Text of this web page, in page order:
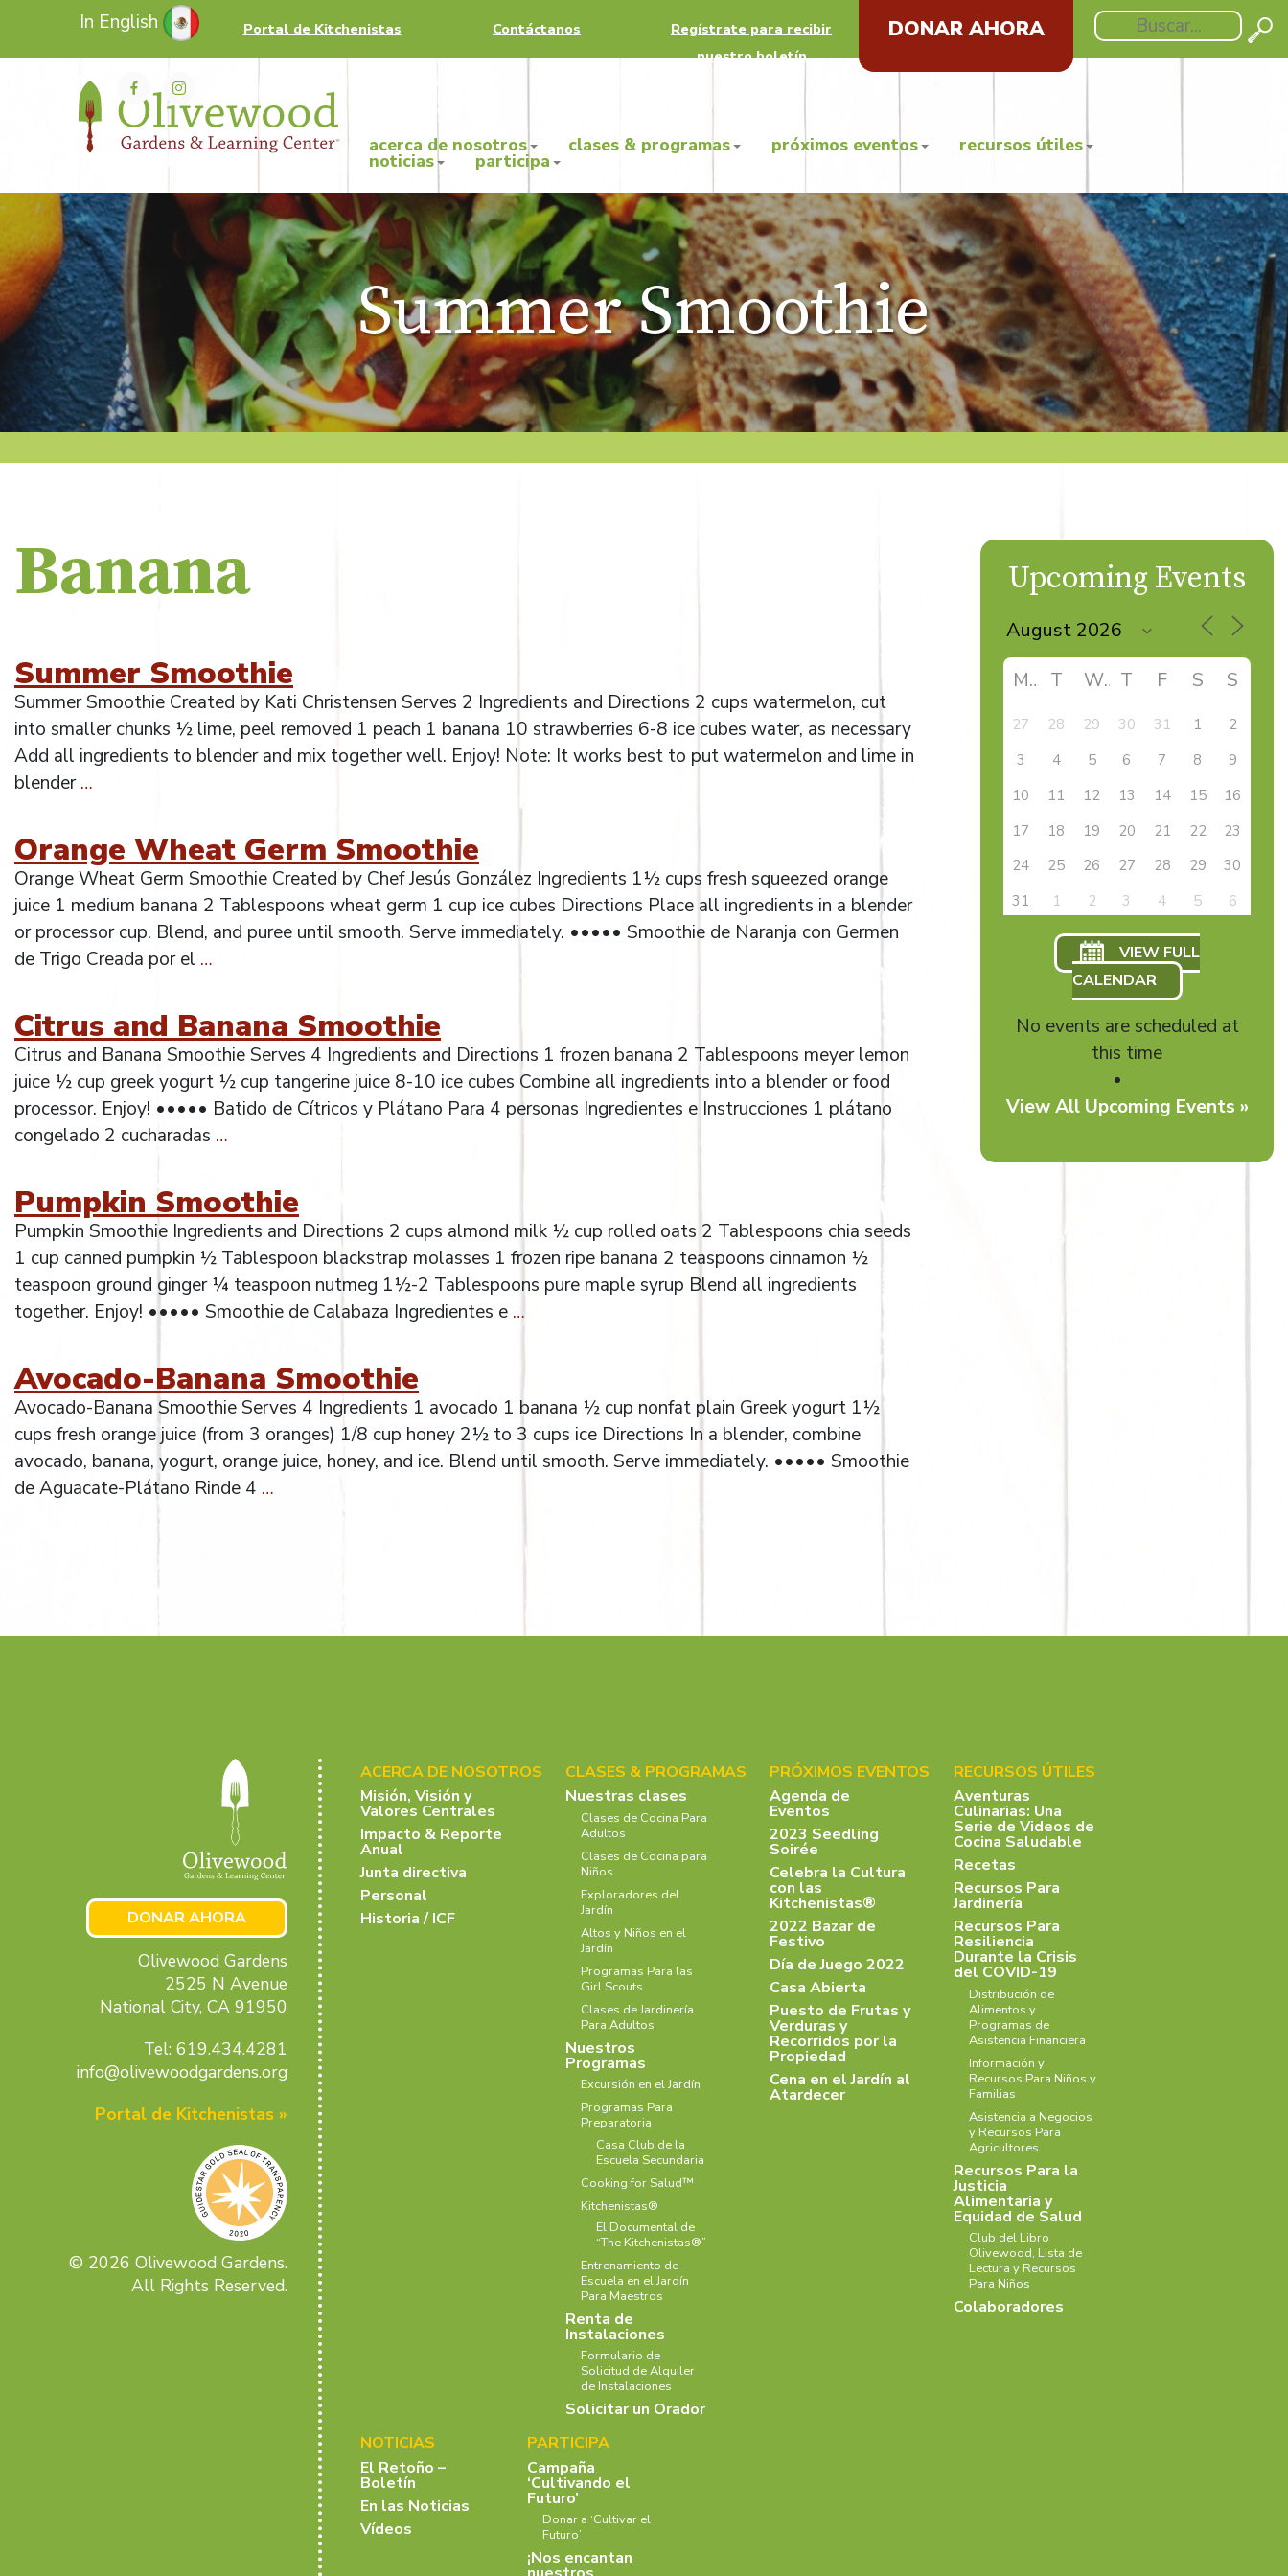
In English Portal de Kitchenistas Contáctanos
Regístrate para recibir
nuestro boletín
DONAR AHORA
acerca de nosotros clases & programas próximos eventos recursos útiles
noticias participa
Summer Smoothie
Banana
Summer Smoothie
Summer Smoothie Created by Kati Christensen Serves 2 Ingredients and Directions 2 cups watermelon, cut
into smaller chunks ½ lime, peel removed 1 peach 1 banana 10 strawberries 6-8 ice cubes water, as necessary
Add all ingredients to blender and mix together well. Enjoy! Note: It works best to put watermelon and lime in
blender…
Orange Wheat Germ Smoothie
Orange Wheat Germ Smoothie Created by Chef Jesús González Ingredients 1½ cups fresh squeezed orange
juice 1 medium banana 2 Tablespoons wheat germ 1 cup ice cubes Directions Place all ingredients in a blender
or processor cup. Blend, and puree until smooth. Serve immediately. ••••• Smoothie de Naranja con Germen
de Trigo Creada por el …
Citrus and Banana Smoothie
Citrus and Banana Smoothie Serves 4 Ingredients and Directions 1 frozen banana 2 Tablespoons meyer lemon
juice ½ cup greek yogurt ½ cup tangerine juice 8-10 ice cubes Combine all ingredients into a blender or food
processor. Enjoy! ••••• Batido de Cítricos y Plátano Para 4 personas Ingredientes e Instrucciones 1 plátano
congelado 2 cucharadas …
Pumpkin Smoothie
Pumpkin Smoothie Ingredients and Directions 2 cups almond milk ½ cup rolled oats 2 Tablespoons chia seeds
1 cup canned pumpkin ½ Tablespoon blackstrap molasses 1 frozen ripe banana 2 teaspoons cinnamon ½
teaspoon ground ginger ¼ teaspoon nutmeg 1½-2 Tablespoons pure maple syrup Blend all ingredients
together. Enjoy! ••••• Smoothie de Calabaza Ingredientes e …
Avocado-Banana Smoothie
Avocado-Banana Smoothie Serves 4 Ingredients 1 avocado 1 banana ½ cup nonfat plain Greek yogurt 1½
cups fresh orange juice (from 3 oranges) 1/8 cup honey 2½ to 3 cups ice Directions In a blender, combine
avocado, banana, yogurt, orange juice, honey, and ice. Blend until smooth. Serve immediately. ••••• Smoothie
de Aguacate-Plátano Rinde 4 …
Upcoming Events
M T W T F S S
27 28 29 30 31 1
2
3
4 5 6 7 8
9
10
11 12 13 14 15
16
17
18 19 20 21 22
23
24
25 26 27 28 29
30
31
1 2 3 4 5 6
VIEW FULL
CALENDAR
No events are scheduled at
this time
View All Upcoming Events »
DONAR AHORA
Olivewood Gardens
2525 N Avenue
National City, CA 91950
Tel: 619.434.4281
info@olivewoodgardens.org
Portal de Kitchenistas »
© 2026 Olivewood Gardens.
All Rights Reserved.
ACERCA DE NOSOTROS
Misión, Visión y
Valores Centrales
Impacto & Reporte
Anual
Junta directiva
Personal
Historia / ICF
CLASES & PROGRAMAS
Nuestras clases
Clases de Cocina Para
Adultos
Clases de Cocina para
Niños
Exploradores del
Jardín
Altos y Niños en el
Jardín
Programas Para las
Girl Scouts
Clases de Jardinería
Para Adultos
Nuestros
Programas
Excursión en el Jardín
Programas Para
Preparatoria
Casa Club de la
Escuela Secundaria
Cooking for Salud™
Kitchenistas®
El Documental de
“The Kitchenistas®”
Entrenamiento de
Escuela en el Jardín
Para Maestros
Renta de
Instalaciones
Formulario de
Solicitud de Alquiler
de Instalaciones
Solicitar un Orador
PRÓXIMOS EVENTOS
Agenda de
Eventos
2023 Seedling
Soirée
Celebra la Cultura
con las
Kitchenistas®
2022 Bazar de
Festivo
Día de Juego 2022
Casa Abierta
Puesto de Frutas y
Verduras y
Recorridos por la
Propiedad
Cena en el Jardín al
Atardecer
RECURSOS ÚTILES
Aventuras
Culinarias: Una
Serie de Videos de
Cocina Saludable
Recetas
Recursos Para
Jardinería
Recursos Para
Resiliencia
Durante la Crisis
del COVID-19
Distribución de
Alimentos y
Programas de
Asistencia Financiera
Información y
Recursos Para Niños y
Familias
Asistencia a Negocios
y Recursos Para
Agricultores
Recursos Para la
Justicia
Alimentaria y
Equidad de Salud
Club del Libro
Olivewood, Lista de
Lectura y Recursos
Para Niños
Colaboradores
NOTICIAS
El Retoño –
Boletín
En las Noticias
Vídeos
PARTICIPA
Campaña
‘Cultivando el
Futuro’
Donar a ‘Cultivar el
Futuro’
¡Nos encantan